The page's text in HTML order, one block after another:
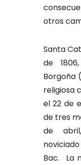
otros
Santa
de
Borgoña
religiosa
el 22 de
de tres
de
Bac. La